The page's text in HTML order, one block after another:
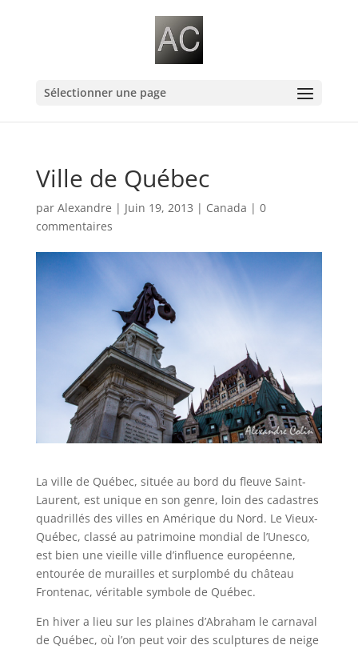
Sélectionner une page
Ville de Québec
par Alexandre | Juin 19, 2013 | Canada | 0
commentaires
La ville de Québec, située au bord du fleuve Saint-
Laurent, est unique en son genre, loin des cadastres
quadrillés des villes en Amérique du Nord. Le Vieux-
Québec, classé au patrimoine mondial de l’Unesco,
est bien une vieille ville d’influence européenne,
entourée de murailles et surplombé du château
Frontenac, véritable symbole de Québec.
En hiver a lieu sur les plaines d’Abraham le carnaval
de Québec, où l’on peut voir des sculptures de neige